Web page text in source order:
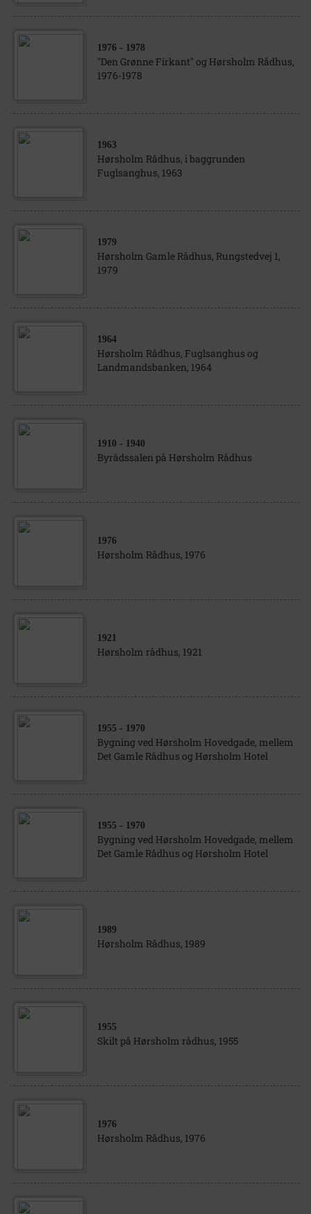
1976 - 1978
"Den Grønne Firkant" og Hørsholm Rådhus,
1976-1978
1963
Hørsholm Rådhus, i baggrunden
Fuglsanghus, 1963
1979
Hørsholm Gamle Rådhus, Rungstedvej 1,
1979
1964
Hørsholm Rådhus, Fuglsanghus og
Landmandsbanken, 1964
1910 - 1940
Byrådssalen på Hørsholm Rådhus
1976
Hørsholm Rådhus, 1976
1921
Hørsholm rådhus, 1921
1955 - 1970
Bygning ved Hørsholm Hovedgade, mellem
Det Gamle Rådhus og Hørsholm Hotel
1955 - 1970
Bygning ved Hørsholm Hovedgade, mellem
Det Gamle Rådhus og Hørsholm Hotel
1989
Hørsholm Rådhus, 1989
1955
Skilt på Hørsholm rådhus, 1955
1976
Hørsholm Rådhus, 1976